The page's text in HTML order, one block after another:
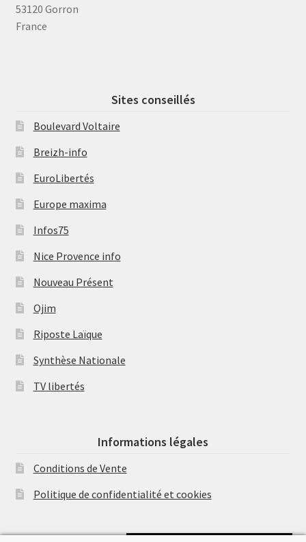
53120 Gorron
France
Sites conseillés
Boulevard Voltaire
Breizh-info
EuroLibertés
Europe maxima
Infos75
Nice Provence info
Nouveau Présent
Ojim
Riposte Laïque
Synthèse Nationale
TV libertés
Informations légales
Conditions de Vente
Politique de confidentialité et cookies